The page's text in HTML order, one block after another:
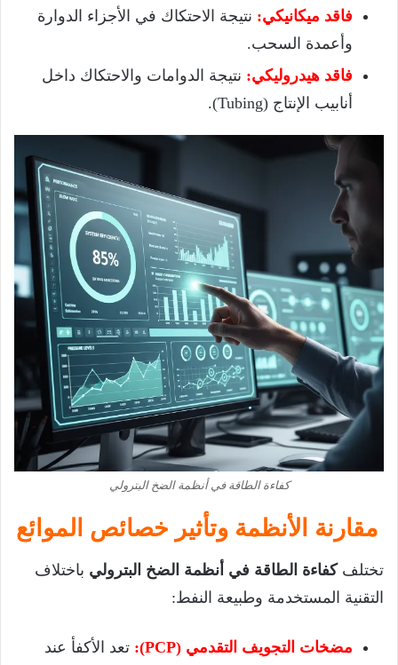
فاقد ميكانيكي: نتيجة الاحتكاك في الأجزاء الدوارة
وأعمدة السحب.
فاقد هيدروليكي: نتيجة الدوامات والاحتكاك داخل
أنابيب الإنتاج (Tubing).
كفاءة الطاقة في أنظمة الضخ البترولي
مقارنة الأنظمة وتأثير خصائص الموائع
تختلفكفاءة الطاقة في أنظمة الضخ البترولي باختلاف
التقنية المستخدمة وطبيعة النفط:
مضخات التجويف التقدمي (PCP):
تعد الأكفأ عند